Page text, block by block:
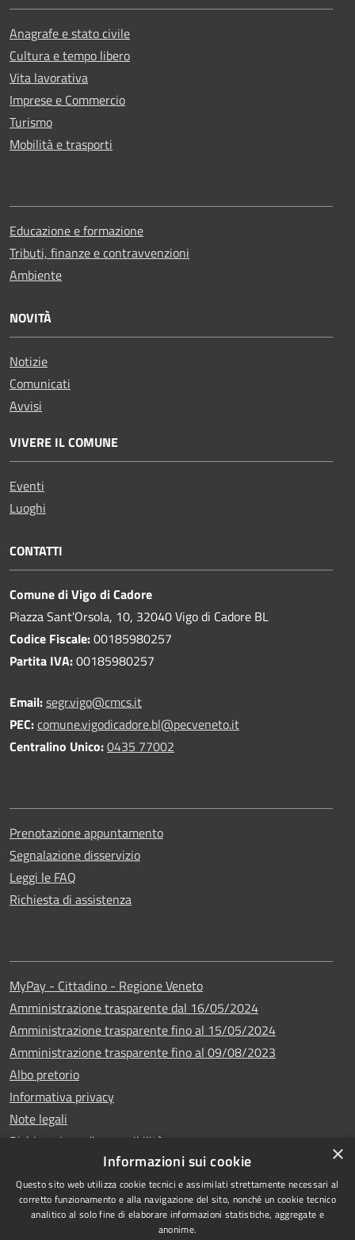
Anagrafe e stato civile
Cultura e tempo libero
Vita lavorativa
Imprese e Commercio
Turismo
Mobilità e trasporti
Educazione e formazione
Tributi, finanze e contravvenzioni
Ambiente
NOVITÀ
Notizie
Comunicati
Avvisi
VIVERE IL COMUNE
Eventi
Luoghi
CONTATTI
Comune di Vigo di Cadore
Piazza Sant'Orsola, 10, 32040 Vigo di Cadore BL
Codice Fiscale:00185980257
Partita IVA:00185980257
Email:segr.vigo@cmcs.it
PEC:comune.vigodicadore.bl@pecveneto.it
Centralino Unico:0435 77002
Prenotazione appuntamento
Segnalazione disservizio
Leggi le FAQ
Richiesta di assistenza
MyPay - Cittadino - Regione Veneto
Amministrazione trasparente dal 16/05/2024
Amministrazione trasparente fino al 15/05/2024
Amministrazione trasparente fino al 09/08/2023
Albo pretorio
Informativa privacy
Note legali
Dichiarazione di accessibilità
RSS
Copyright © 2024
×
Informazioni sui cookie
Questo sito web utilizza cookie tecnici e assimilati strettamente necessari al
corretto funzionamento e alla navigazione del sito, nonché un cookie tecnico
analitico al solo fine di elaborare informazioni statistiche, aggregate e
anonime.